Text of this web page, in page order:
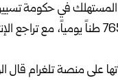
المستهلك في حكومة
على منصة تلغرام